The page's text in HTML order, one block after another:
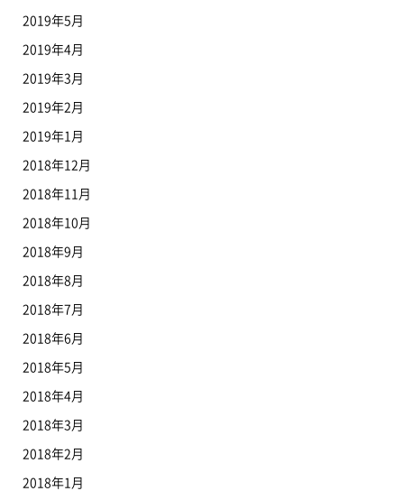
2019年5月
2019年4月
2019年3月
2019年2月
2019年1月
2018年12月
2018年11月
2018年10月
2018年9月
2018年8月
2018年7月
2018年6月
2018年5月
2018年4月
2018年3月
2018年2月
2018年1月